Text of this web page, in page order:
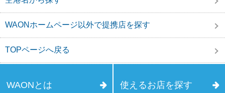
WAONホームページ以外で提携店を探す
TOPページへ戻る